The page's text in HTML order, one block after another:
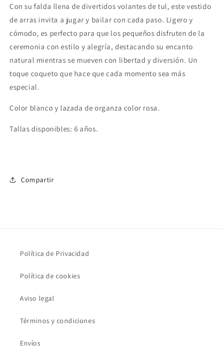
Con su falda llena de divertidos volantes de tul, este vestido
de arras invita a jugar y bailar con cada paso. Ligero y
cómodo, es perfecto para que los pequeños disfruten de la
ceremonia con estilo y alegría, destacando su encanto
natural mientras se mueven con libertad y diversión. Un
toque coqueto que hace que cada momento sea más
especial.
Color blanco y lazada de organza color rosa.
Tallas disponibles: 6 años.
Compartir
Política de Privacidad
Política de cookies
Aviso legal
Términos y condiciones
Envíos